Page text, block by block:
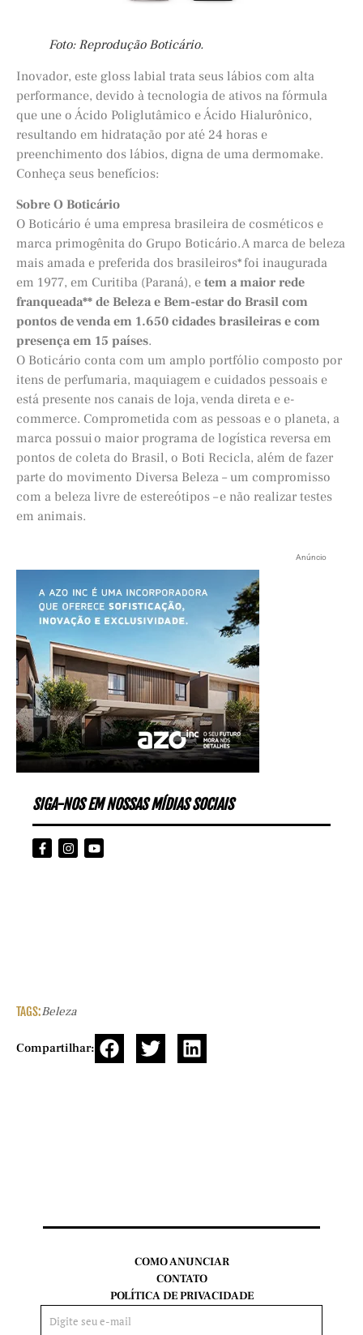
Foto: Reprodução Boticário.
Inovador, este gloss labial trata seus lábios com alta
performance, devido à tecnologia de ativos na fórmula
que une o Ácido Poliglutâmico e Ácido Hialurônico,
resultando em hidratação por até 24 horas e
preenchimento dos lábios, digna de uma dermomake.
Conheça seus benefícios:
Sobre O Boticário
O Boticário é uma empresa brasileira de cosméticos e
marca primogênita do Grupo Boticário. A marca de beleza
mais amada e preferida dos brasileiros* foi inaugurada
em 1977, em Curitiba (Paraná), e tem a maior rede
franqueada** de Beleza e Bem-estar do Brasil com
pontos de venda em 1.650 cidades brasileiras e com
presença em 15 países.
O Boticário conta com um amplo portfólio composto por
itens de perfumaria, maquiagem e cuidados pessoais e
está presente nos canais de loja, venda direta e e-
commerce. Comprometida com as pessoas e o planeta, a
marca possui o maior programa de logística reversa em
pontos de coleta do Brasil, o Boti Recicla, além de fazer
parte do movimento Diversa Beleza – um compromisso
com a beleza livre de estereótipos – e não realizar testes
em animais.
Anúncio
SIGA-NOS EM NOSSAS MÍDIAS SOCIAIS
TAGS:Beleza
Compartilhar:
COMO ANUNCIAR
CONTATO
POLÍTICA DE PRIVACIDADE